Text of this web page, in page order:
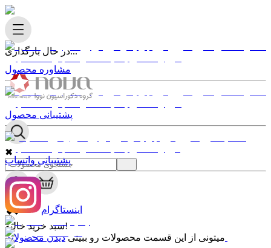
در حال بارگذاری...
✖
0
✖
سبد خرید خالیه!
میتونی از این قسمت محصولات رو ببینی
مشاوره محصول
پشتیبانی محصول
پشتیبانی واتساپ
اینستاگرام